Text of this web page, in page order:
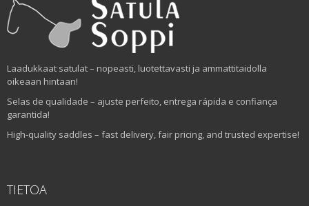
Laadukkaat satulat – nopeasti, luotettavasti ja ammattitaidolla
oikeaan hintaan!
Selas de qualidade – ajuste perfeito, entrega rápida e confiança
garantida!
High-quality saddles – fast delivery, fair pricing, and trusted expertise!
TIETOA